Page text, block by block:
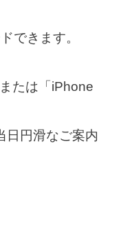
できます。
たは「iPhone
日円滑なご案内